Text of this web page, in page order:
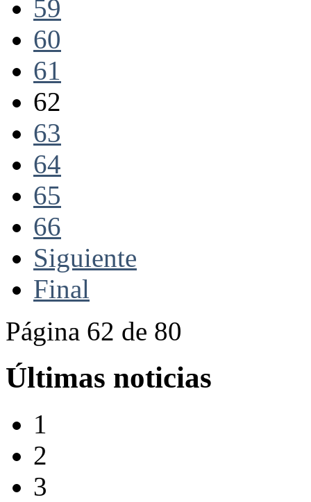
59
60
61
62
63
64
65
66
Siguiente
Final
Página 62 de 80
Últimas noticias
1
2
3